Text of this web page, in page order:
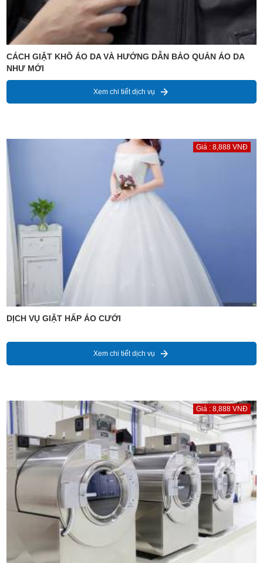
CÁCH GIẶT KHÔ ÁO DA VÀ HƯỚNG DẪN BẢO QUẢN ÁO DA
NHƯ MỚI
Xem chi tiết dịch vụ
Giá : 8,888 VNĐ
DỊCH VỤ GIẶT HẤP ÁO CƯỚI
Xem chi tiết dịch vụ
Giá : 8,888 VNĐ